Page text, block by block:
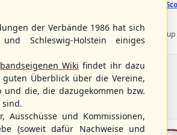
- Group
Box-
U-23 Baseball European
Championship B Pool 2026 - Group
Spain
HBV
der Verbände 1986 hat sich
Schleswig-Holstein einiges
Wiki findet ihr dazu
Überblick über die Vereine,
und die, die dazugekommen bzw.
sind.
Ausschüsse und Kommissionen,
(soweit dafür Nachweise und